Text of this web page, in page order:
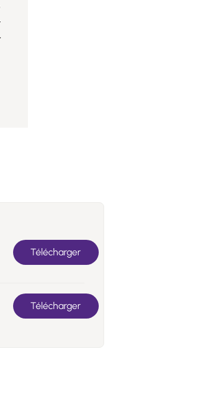
Télécharger
Télécharger